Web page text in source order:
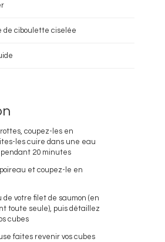
de ciboulette ciselée
coupez-les en
les cuire dans une eau
20 minutes
et coupez-le en
de votre filet de saumon (en
toute seule), puis détaillez
cubes
faites revenir vos cubes